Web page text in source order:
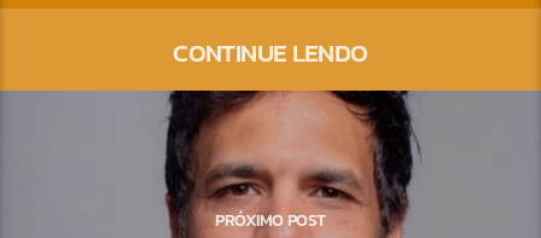
CONTINUE LENDO
PRÓXIMO POST